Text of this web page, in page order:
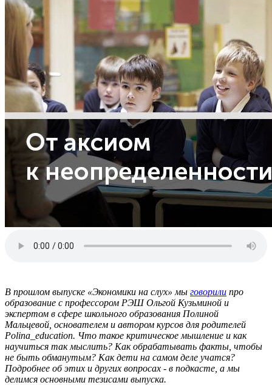
В прошлом выпуске «Экономики на слух» мы говорили про
образование с профессором РЭШ Ольгой Кузьминой и
экспертом в сфере школьного образования Полиной
Мальцевой, основателем и автором курсов для родителей
Polina_education. Что такое критическое мышление и как
научиться так мыслить? Как обрабатывать факты, чтобы
не быть обманутым? Как дети на самом деле учатся?
Подробнее об этих и других вопросах - в подкасте, а мы
делимся основными тезисами выпуска.